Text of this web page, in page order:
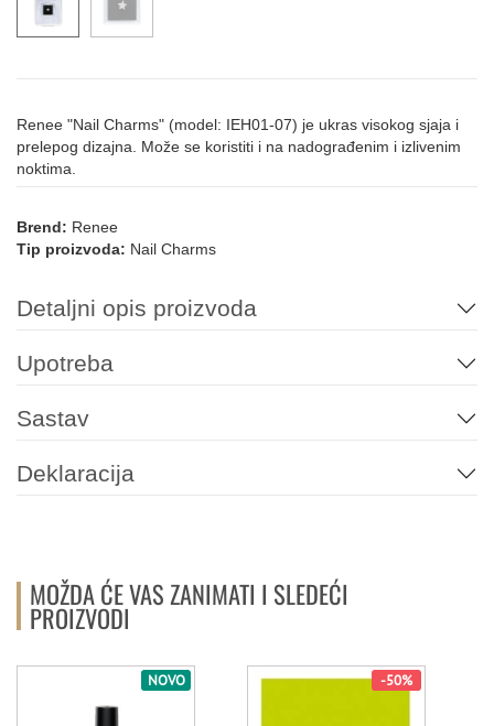
Renee "Nail Charms" (model: IEH01-07) je ukras visokog sjaja i
prelepog dizajna. Može se koristiti i na nadograđenim i izlivenim
noktima.
Brend: Renee
Tip proizvoda: Nail Charms
Detaljni opis proizvoda
Upotreba
Sastav
Deklaracija
MOŽDA ĆE VAS ZANIMATI I SLEDEĆI
PROIZVODI
NOVO -50%